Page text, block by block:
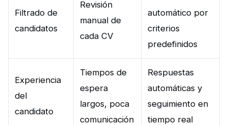
Filtrado de
candidatos
Revisión
manual de
cada CV
automático por
criterios
predefinidos
Experiencia
del
candidato
Tiempos de
espera
largos, poca
comunicación
Respuestas
automáticas y
seguimiento en
tiempo real